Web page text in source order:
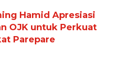
Hamid Apresiasi
OJK untuk Perkuat
Parepare